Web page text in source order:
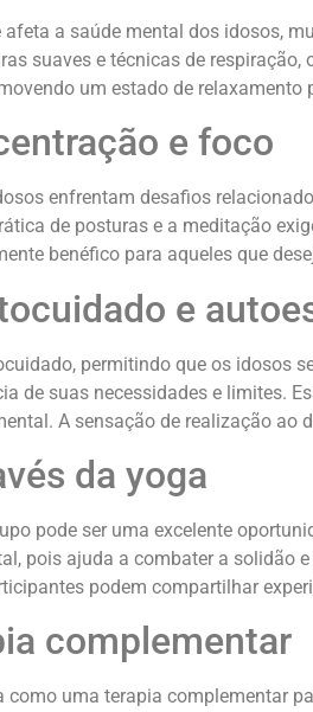
a saúde mental dos idosos,
suaves e técnicas de
um estado de
e foco
enfrentam desafios
de posturas e a meditação
benéfico para aqueles que
e
permitindo que os idosos
de suas necessidades e limites.
A sensação de realização
da yoga
pode ser uma excelente
pois ajuda a combater a solidão
podem compartilhar
complementar
uma terapia complementar